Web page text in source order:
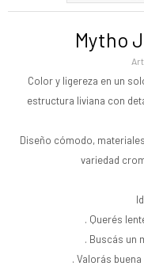
Mytho
Color y ligereza en un
estructura liviana con
Diseño cómodo,
variedad
. Querés
. Buscás un
. Valorás